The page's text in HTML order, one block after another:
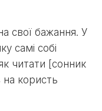
свої бажання. У
самі собі
читати [сонник
на користь